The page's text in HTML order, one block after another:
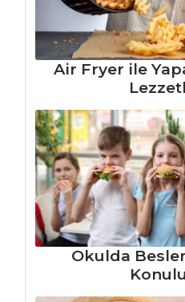
Air Fryer ile
Okulda